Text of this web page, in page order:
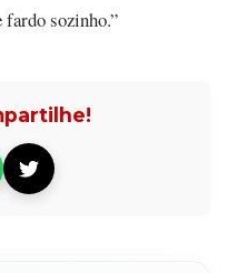
fardo sozinho.”